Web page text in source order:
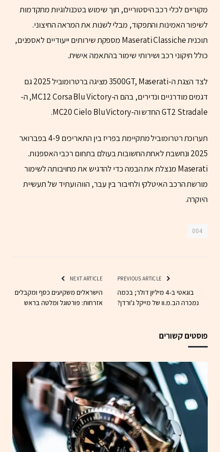
מקוריים לכלי רכב היסטוריים, תוך שימוש בטכנולוגיות מתקדמות
לשיפור האמינות והתפקוד, מבלי לשנות את המראה החיצוני.
תוכנית Maserati Classiche מספקת שירותים ייעודיים לאספנים,
כולל תיקוני רכב ושירותי שימור בהתאמה אישית.
לצד הצגת ה-3500GT, Maserati מציגה ברטרומוביל 2025 גם
דגמים מודרניים ונדירים, בהם ה-MC12 Corsa Blu Victory, ה-
GT2 Stradale החדש וה-MC20 Cielo Blu Victory.
תערוכת רטרומוביל מתקיימת בפריז בין התאריכים 4-9 בפברואר
2025 ונחשבת לאחת החשובות בעולם בתחום רכבי האספנות.
Maserati מנצלת את הבמה כדי להדגיש את מחויבותה לשימור
מורשת הרכב האיטלקי ולחיבור בין עבר, הווה ועתיד של תעשיית
היוקרה.
004
בוגאטי ב-4 מיליון דולר; בכמה
נמכרה הב.מ.וו של מייקל ג'ורדן?
NEXT ARTICLE
הישראלים משקיעים כסף ומקבלים
אזרחות: פורטוגל ומלטה בראש
פוסטים קשורים